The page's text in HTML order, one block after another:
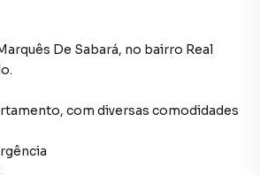
De Sabará, no bairro Real
.
, com diversas comodidades